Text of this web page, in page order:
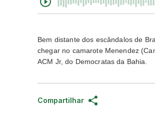
Bem distante dos escândalos de
chegar no camarote Menendez
ACM Jr, do Democratas da Bahia.
Compartilhar